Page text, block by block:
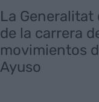
La
de la carrera
movimientos
Ayuso